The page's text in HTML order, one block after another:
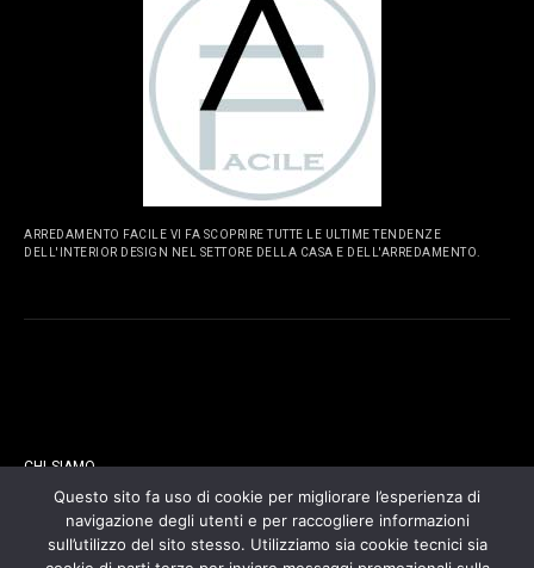
ARREDAMENTO FACILE VI FA SCOPRIRE TUTTE LE ULTIME TENDENZE
DELL'INTERIOR DESIGN NEL SETTORE DELLA CASA E DELL'ARREDAMENTO.
CHI SIAMO
CONTATTI
Questo sito fa uso di cookie per migliorare l’esperienza di
navigazione degli utenti e per raccogliere informazioni
sull’utilizzo del sito stesso. Utilizziamo sia cookie tecnici sia